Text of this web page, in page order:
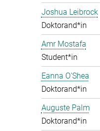
Joshua Leibrock
Doktorand*in
Amr Mostafa
Student*in
Eanna O'Shea
Doktorand*in
Auguste Palm
Doktorand*in